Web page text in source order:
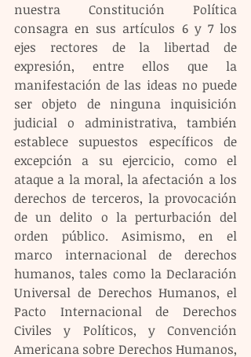
nuestra Constitución Política
consagra en sus artículos 6 y 7 los
ejes rectores de la libertad de
expresión, entre ellos que la
manifestación de las ideas no puede
ser objeto de ninguna inquisición
judicial o administrativa, también
establece supuestos específicos de
excepción a su ejercicio, como el
ataque a la moral, la afectación a los
derechos de terceros, la provocación
de un delito o la perturbación del
orden público. Asimismo, en el
marco internacional de derechos
humanos, tales como la Declaración
Universal de Derechos Humanos, el
Pacto Internacional de Derechos
Civiles y Políticos, y Convención
Americana sobre Derechos Humanos,